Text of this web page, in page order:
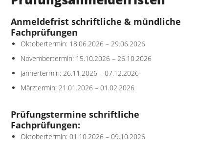
Anmeldefrist schriftliche & mündliche
Fachprüfungen
Oktobertermin: 18.06.2026 – 29.06.2026
Novembertermin: 15.10.2026 – 26.10.2026
Jännertermin: 26.11.2026 – 07.12.2026
Märztermin: 21.01.2026 – 01.02.2026
Prüfungstermine schriftliche
Fachprüfungen:
Oktobertermin: 01.10.2026 – 09.10.2026